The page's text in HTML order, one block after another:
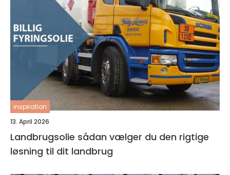
inspiration
13. April 2026
Landbrugsolie sådan vælger du den rigtige
løsning til dit landbrug